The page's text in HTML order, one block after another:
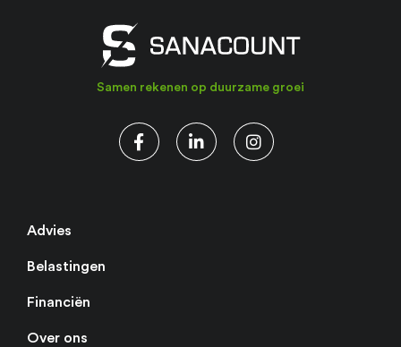
Samen rekenen op duurzame groei
Advies
Belastingen
Financiën
Over ons